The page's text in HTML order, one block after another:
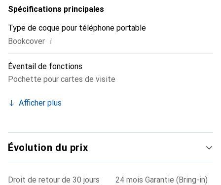
Spécifications principales
Type de coque pour téléphone portable
Bookcover i
Éventail de fonctions
Pochette pour cartes de visite
Afficher plus
Évolution du prix
Droit de retour de 30 jours
24 mois Garantie (Bring-in)